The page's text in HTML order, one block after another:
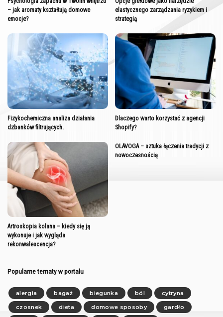
– jak aromaty kształtują domowe
emocje?
elastycznego zarządzania ryzykiem i
strategią
Fizykochemiczna analiza działania
dzbanków filtrujących.
Dlaczego warto korzystać z agencji
Shopify?
Artroskopia kolana – kiedy się ją
wykonuje i jak wygląda
rekonwalescencja?
OLAVOGA – sztuka łączenia tradycji z
nowoczesnością
Popularne tematy w portalu
alergia bagaż biegunka ból
cytryna
czosnek
dieta domowe sposoby
gardło